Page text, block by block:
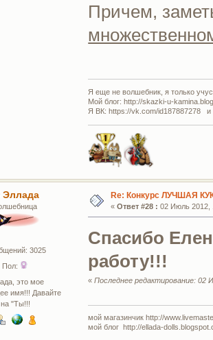
Причем,
Я еще не волшебник, я только
Мой блог: http://skazki-u-
Я ВК: https://vk.com/id187887278 и
Эллада
3025
Пол:
это мое
имя!!! Давайте
на "Ты!!!
Re: Конкурс ЛУЧШАЯ
« Ответ #28 : 02 Июль 2012,
Спасибо
работу!!!
«Последнее редактирование: 02
мой магазинчик http://
мой блог http://ellada-